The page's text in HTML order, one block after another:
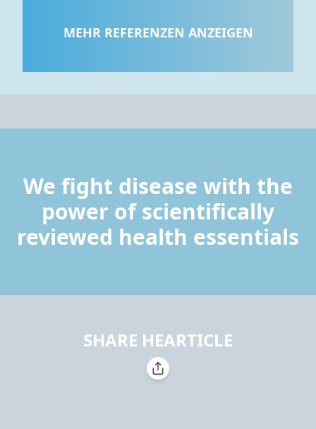
MEHR REFERENZEN ANZEIGEN
We fight disease with the
power of scientifically
reviewed health essentials
SHARE HEARTICLE